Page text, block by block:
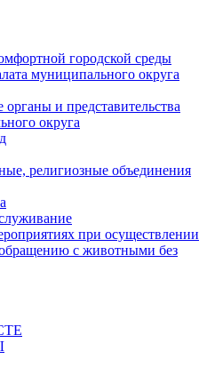
городской среды
муниципального округа
и представительства
округа
религиозные объединения
при осуществлении
обращению с животными без